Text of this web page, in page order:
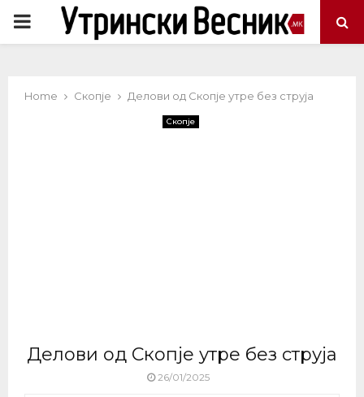
PRIMARY
Home Скопје Делови од Скопје утре без струја
Скопје
Делови од Скопје утре без струја
26/01/2025